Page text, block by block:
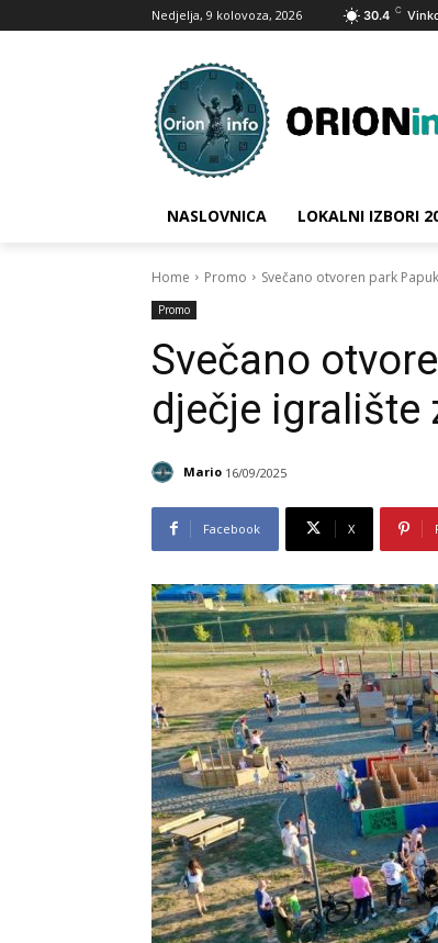
Nedjelja, 9 kolovoza, 2026 30.4 C
NASLOVNICA LOKALNI IZBORI
Home Promo Svečano otvoren park
Promo
Svečano
dječje igralište
Mario 16/09/2025
Facebook X